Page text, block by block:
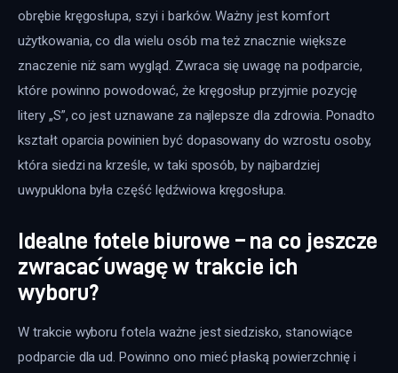
obrębie kręgosłupa, szyi i barków. Ważny jest komfort
użytkowania, co dla wielu osób ma też znacznie większe
znaczenie niż sam wygląd. Zwraca się uwagę na podparcie,
które powinno powodować, że kręgosłup przyjmie pozycję
litery „S”, co jest uznawane za najlepsze dla zdrowia. Ponadto
kształt oparcia powinien być dopasowany do wzrostu osoby,
która siedzi na krześle, w taki sposób, by najbardziej
uwypuklona była część lędźwiowa kręgosłupa.
Idealne fotele biurowe – na co jeszcze
zwracać uwagę w trakcie ich
wyboru?
W trakcie wyboru fotela ważne jest siedzisko, stanowiące
podparcie dla ud. Powinno ono mieć płaską powierzchnię i